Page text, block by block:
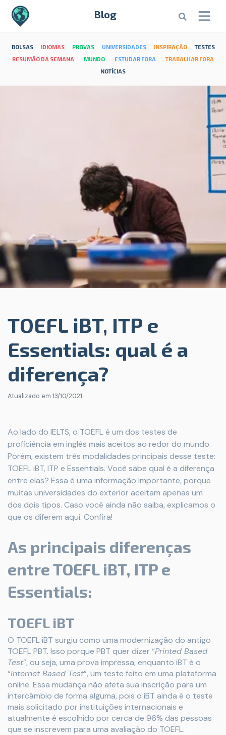
Blog
BOLSAS IDIOMAS PROVAS UNIVERSIDADES INSPIRAÇÃO
TESTES
RESUMÃO DA SEMANA
MUNDO ESTUDAR FORA
TRABALHAR FORA
NOTÍCIAS
TOEFL iBT, ITP e
Essentials: qual é a
diferença?
Atualizado em 13/10/2021
Ao lado do IELTS, o TOEFL é um dos testes de
proficiência em inglês mais aceitos ao redor do mundo.
Porém, existem três modalidades principais desse teste:
TOEFL iBT, ITP e Essentials. Você sabe qual é a diferença
entre elas? Essa é uma informação importante, porque
muitas universidades do exterior aceitam apenas um
dos dois tipos. Caso você ainda não saiba, explicamos o
que os diferem aqui. Confira!
As principais diferenças
entre TOEFL iBT, ITP e
Essentials:
TOEFL iBT
O TOEFL iBT surgiu como uma modernização do antigo
TOEFL PBT. Isso porque PBT quer dizer “Printed Based
Test”, ou seja, uma prova impressa, enquanto iBT é o
“Internet Based Test”, um teste feito em uma plataforma
online. Essa mudança não afeta sua inscrição para um
intercâmbio de forma alguma, pois o iBT ainda é o teste
mais solicitado por instituições internacionais e
atualmente é escolhido por cerca de 96% das pessoas
que se inscrevem para uma avaliação do TOEFL.